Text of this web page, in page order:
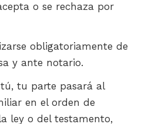
o se rechaza por
obligatoriamente de
y ante notario.
tu parte pasará al
en el orden de
ley o del testamento,